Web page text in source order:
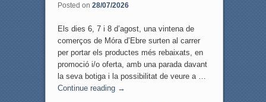
Posted on 28/07/2026
Els dies 6, 7 i 8 d’agost, una vintena de
comerços de Móra d’Ebre surten al carrer
per portar els productes més rebaixats, en
promoció i/o oferta, amb una parada davant
la seva botiga i la possibilitat de veure a …
Continue reading →